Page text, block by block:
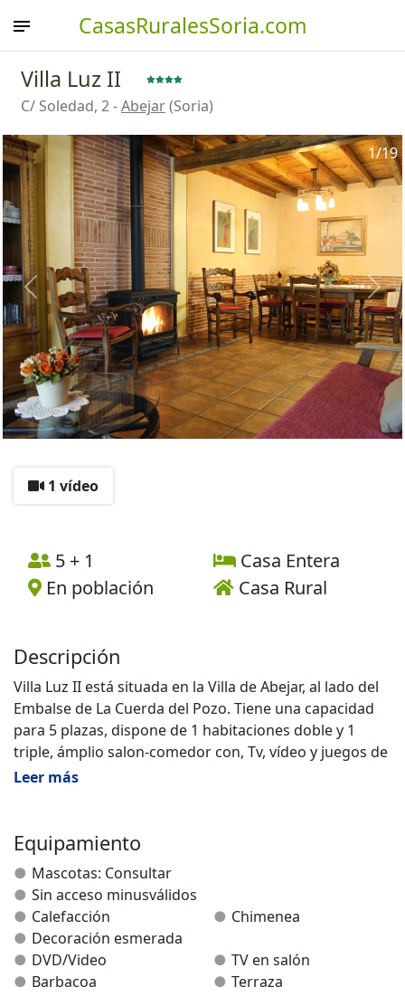
CasasRuralesSoria.com
Villa Luz II
C/ Soledad, 2 -Abejar(Soria)
Anterior
1/19
1 vídeo
5 + 1
Casa Entera
En población
Casa Rural
Descripción
Villa Luz II está situada en la Villa de Abejar, al lado del
Embalse de La Cuerda del Pozo. Tiene una capacidad
para 5 plazas, dispone de 1 habitaciones doble y 1
triple, ámplio salon-comedor con, Tv, vídeo y juegos de
mesa. Cocina equipada. 1 baño.
Leer más
Equipamiento
Mascotas: Consultar
Sin acceso minusválidos
Calefacción
Chimenea
Decoración esmerada
DVD/Video
TV en salón
Barbacoa
Terraza